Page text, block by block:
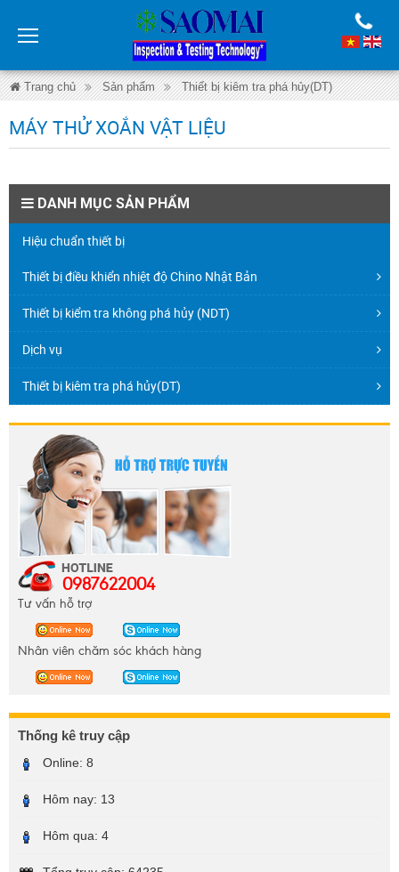
Trang chủ Sản phẩm
Thiết bị kiêm tra phá hủy(DT)
DANH MỤC SẢN PHẨM
Hiệu chuẩn thiết bị
Thiết bị điều khiển nhiệt độ Chino Nhật Bản
Thiết bị kiểm tra không phá hủy (NDT)
Dịch vụ
Thiết bị kiêm tra phá hủy(DT)
0987622004
Tư vấn hỗ trợ
Nhân viên chăm sóc khách hàng
Thống kê truy cập
Online: 8
Hôm nay: 13
Hôm qua: 4
MÁY THỬ XOẮN VẬT LIỆU